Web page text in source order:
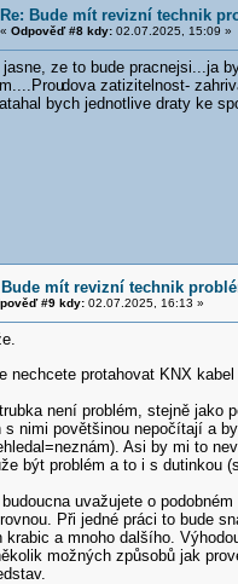
Re: Bude mít revizní technik
« Odpověď #8 kdy:02.07.2025, 15:09 »
ze to bude pracnejsi...ja
dova zatizitelnost-
bych jednotlive draty ke
Bude mít revizní technik
#9 kdy:02.07.2025, 16:13 »
nechcete protahovat KNX
není problém, stejně jako
s nimi povětšinou nepočítají a
Asi by mi to
být problém a to i s dutinkou
budoucna uvažujete o
Při jedné práci to bude
krabic a mnoho dalšího.
možných způsobů jak